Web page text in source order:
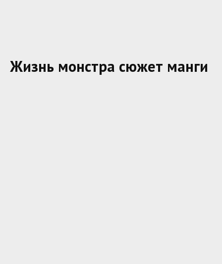
Жизнь монстра сюжет манги